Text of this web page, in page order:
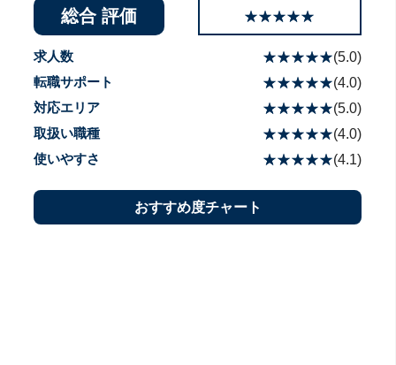
総合 評価 ☆☆☆☆☆
★★★★★
求人数 ☆☆☆☆☆
★★★★★(5.0)
転職サポート
☆☆☆☆☆
★★★★★(4.0)
対応エリア
☆☆☆☆☆
★★★★★(5.0)
取扱い職種
☆☆☆☆☆
★★★★★(4.0)
使いやすさ
☆☆☆☆☆
★★★★★(4.1)
おすすめ度チャート